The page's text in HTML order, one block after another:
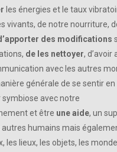
les énergies et le taux
vivants, de notre nourriture,
des modifications
de les nettoyer, d’avoir
avec les autres
générale de se sentir en
symbiose avec notre
et être une aide, un
autres humains mais
les lieux, les objets, les